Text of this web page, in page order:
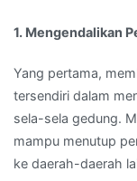
1. Mengendalikan
Yang pertama,
tersendiri dalam
sela-sela gedung.
mampu menutup
ke daerah-daerah